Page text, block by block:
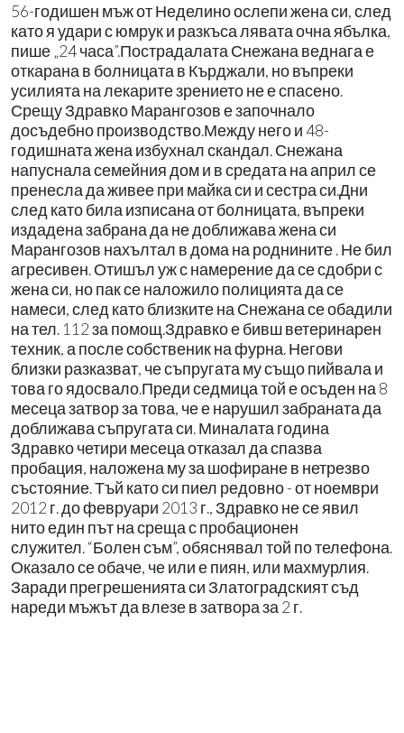
56-годишен мъж от Неделино ослепи жена си, след
като я удари с юмрук и разкъса лявата очна ябълка,
пише „24 часа”.Пострадалата Снежана веднага е
откарана в болницата в Кърджали, но въпреки
усилията на лекарите зрението не е спасено.
Срещу Здравко Марангозов е започнало
досъдебно производство.Между него и 48-
годишната жена избухнал скандал. Снежана
напуснала семейния дом и в средата на април се
пренесла да живее при майка си и сестра си.Дни
след като била изписана от болницата, въпреки
издадена забрана да не доближава жена си
Марангозов нахълтал в дома на роднините . Не бил
агресивен. Отишъл уж с намерение да се сдобри с
жена си, но пак се наложило полицията да се
намеси, след като близките на Снежана се обадили
на тел. 112 за помощ.Здравко е бивш ветеринарен
техник, а после собственик на фурна. Негови
близки разказват, че съпругата му също пийвала и
това го ядосвало.Преди седмица той е осъден на 8
месеца затвор за това, че е нарушил забраната да
доближава съпругата си. Миналата година
Здравко четири месеца отказал да спазва
пробация, наложена му за шофиране в нетрезво
състояние. Тъй като си пиел редовно - от ноември
2012 г. до февруари 2013 г., Здравко не се явил
нито един път на среща с пробационен
служител. “Болен съм”, обяснявал той по телефона.
Оказало се обаче, че или е пиян, или махмурлия.
Заради прегрешенията си Златоградският съд
нареди мъжът да влезе в затвора за 2 г.